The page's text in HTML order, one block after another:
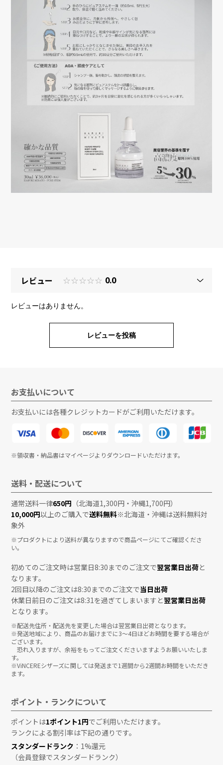
レビュー ☆☆☆☆☆ 0.0
レビューはありません。
レビューを投稿
お支払いについて
お支払いには各種クレジットカードがご利用いただけます。
※領収書・納品書はマイページよりダウンロードいただけます。
送料・配送について
通常送料一律650円 （北海道1,300円・沖縄1,700円）
10,000円以上のご購入で送料無料※北海道・沖縄は送料無料対
象外
※プロダクトにより送料が異なりますので商品ページにてご確認くださ
い。
初めてのご注文時は営業日8:30までのご注文で翌営業日出荷と
なります。
2回目以降のご注文は8:30までのご注文で当日出荷
休業日前日のご注文は8:31を過ぎてしまいますと翌営業日出荷
となります。
※配送先住所・配送先を変更した場合は翌営業日出荷となります。
※発送地域により、商品のお届けまでに3〜4日ほどお時間を要する場合が
ございます。
恐れ入りますが、余裕をもってご注文くださいますようお願いいたしま
す。
※ViNCEREシザーズに関しては発送まで1週間から2週間お時間をいただき
ます。
ポイント・ランクについて
ポイントは1ポイント1円でご利用いただけます。
ランクによる割引率は下記の通りです。
スタンダードランク ：1%還元
（会員登録でスタンダードランク）